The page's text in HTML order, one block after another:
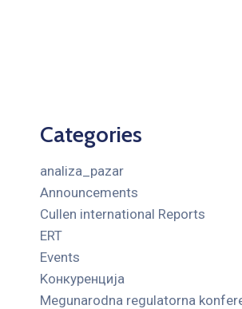
Categories
analiza_pazar
Announcements
Cullen international Reports
ERT
Events
Kонкуренција
Megunarodna regulatorna